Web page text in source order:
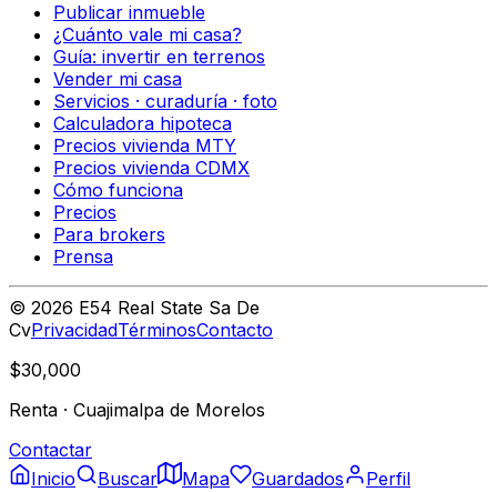
Publicar inmueble
¿Cuánto vale mi casa?
Guía: invertir en terrenos
Vender mi casa
Servicios · curaduría · foto
Calculadora hipoteca
Precios vivienda MTY
Precios vivienda CDMX
Cómo funciona
Precios
Para brokers
Prensa
© 2026 E54 Real State Sa De
CvPrivacidadTérminosContacto
$30,000
Renta · Cuajimalpa de Morelos
Contactar
Inicio
Buscar Mapa Guardados
Perfil